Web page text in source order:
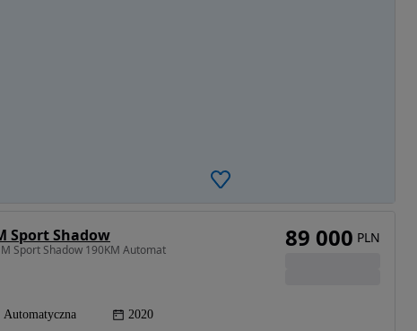
Sport Shadow
Sport Shadow 190KM Automat
Automatyczna 2020
89 000 PLN